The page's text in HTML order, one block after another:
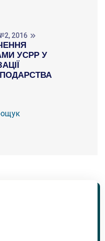
2016
УСРР У